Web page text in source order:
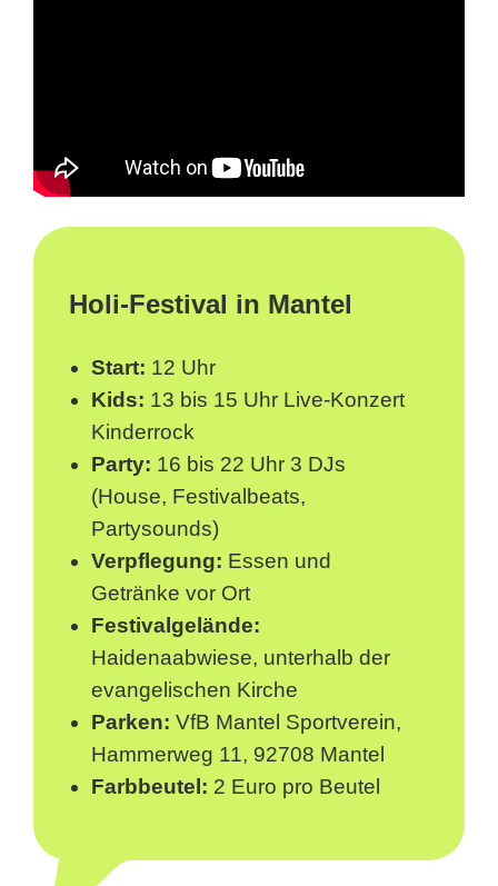
Holi-Festival in Mantel
Start: 12 Uhr
Kids: 13 bis 15 Uhr Live-Konzert
Kinderrock
Party: 16 bis 22 Uhr 3 DJs
(House, Festivalbeats,
Partysounds)
Verpflegung: Essen und
Getränke vor Ort
Festivalgelände:
Haidenaabwiese, unterhalb der
evangelischen Kirche
Parken: VfB Mantel Sportverein,
Hammerweg 11, 92708 Mantel
Farbbeutel: 2 Euro pro Beutel